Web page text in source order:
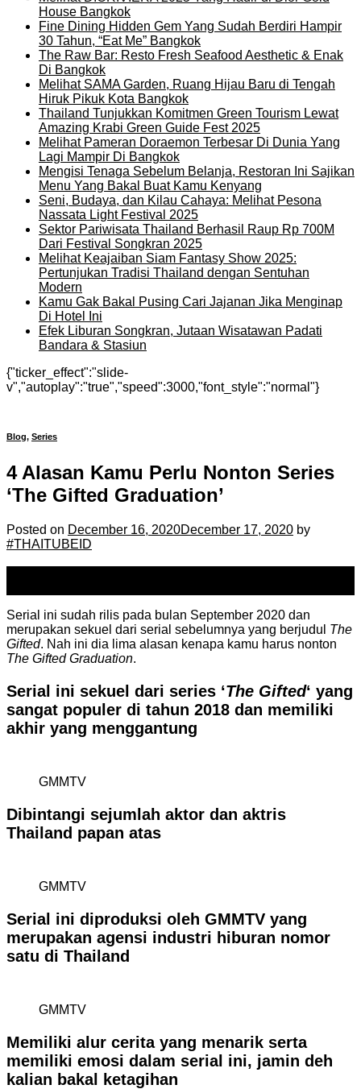
House Bangkok
Fine Dining Hidden Gem Yang Sudah Berdiri Hampir
30 Tahun, “Eat Me” Bangkok
The Raw Bar: Resto Fresh Seafood Aesthetic & Enak
Di Bangkok
Melihat SAMA Garden, Ruang Hijau Baru di Tengah
Hiruk Pikuk Kota Bangkok
Thailand Tunjukkan Komitmen Green Tourism Lewat
Amazing Krabi Green Guide Fest 2025
Melihat Pameran Doraemon Terbesar Di Dunia Yang
Lagi Mampir Di Bangkok
Mengisi Tenaga Sebelum Belanja, Restoran Ini Sajikan
Menu Yang Bakal Buat Kamu Kenyang
Seni, Budaya, dan Kilau Cahaya: Melihat Pesona
Nassata Light Festival 2025
Sektor Pariwisata Thailand Berhasil Raup Rp 700M
Dari Festival Songkran 2025
Melihat Keajaiban Siam Fantasy Show 2025:
Pertunjukan Tradisi Thailand dengan Sentuhan
Modern
Kamu Gak Bakal Pusing Cari Jajanan Jika Menginap
Di Hotel Ini
Efek Liburan Songkran, Jutaan Wisatawan Padati
Bandara & Stasiun
{"ticker_effect":"slide-
v","autoplay":"true","speed":3000,"font_style":"normal"}
Blog, Series
4 Alasan Kamu Perlu Nonton Series
‘The Gifted Graduation’
Posted on December 16, 2020December 17, 2020 by
#THAITUBEID
Serial ini sudah rilis pada bulan September 2020 dan
merupakan sekuel dari serial sebelumnya yang berjudul The
Gifted. Nah ini dia lima alasan kenapa kamu harus nonton
The Gifted Graduation.
Serial ini sekuel dari series ‘The Gifted‘ yang
sangat populer di tahun 2018 dan memiliki
akhir yang menggantung
GMMTV
Dibintangi sejumlah aktor dan aktris
Thailand papan atas
GMMTV
Serial ini diproduksi oleh GMMTV yang
merupakan agensi industri hiburan nomor
satu di Thailand
GMMTV
Memiliki alur cerita yang menarik serta
memiliki emosi dalam serial ini, jamin deh
kalian bakal ketagihan